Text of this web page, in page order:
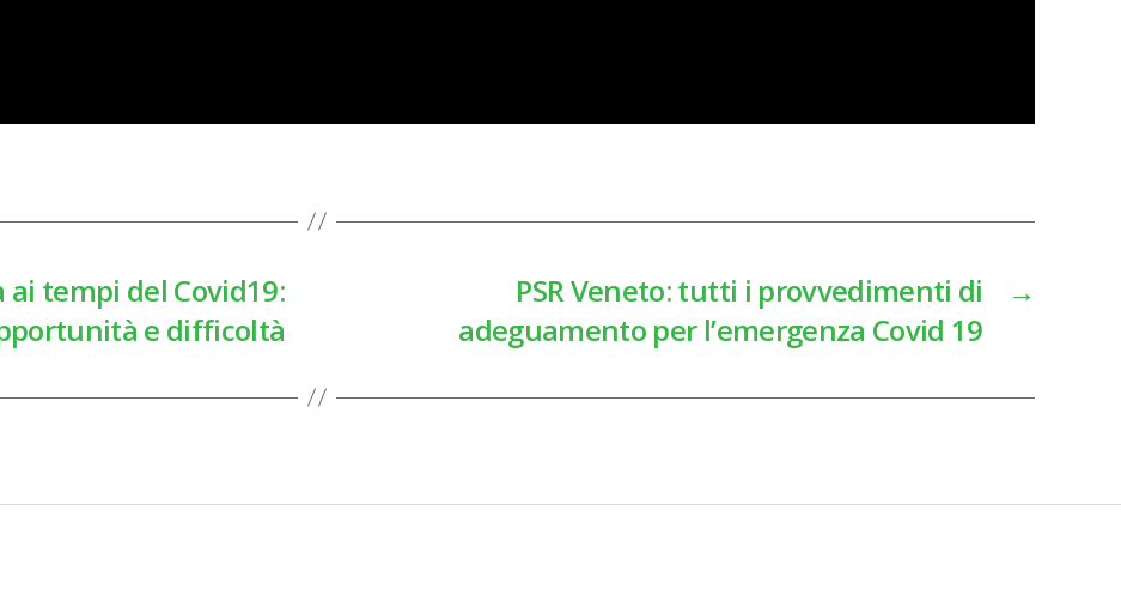
tempi del Covid19:
e difficoltà
→
PSR Veneto: tutti i provvedimenti di
adeguamento per l’emergenza Covid 19